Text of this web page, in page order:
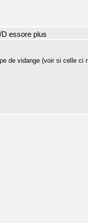
D essore plus
de vidange (voir si celle ci